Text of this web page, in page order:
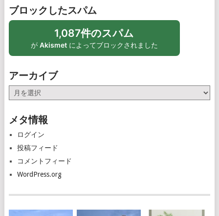
ブロックしたスパム
1,087件のスパム
が Akismetによってブロックされました
アーカイブ
ー
イ
メタ情報
ログイン
投稿フィード
コメントフィード
WordPress.org